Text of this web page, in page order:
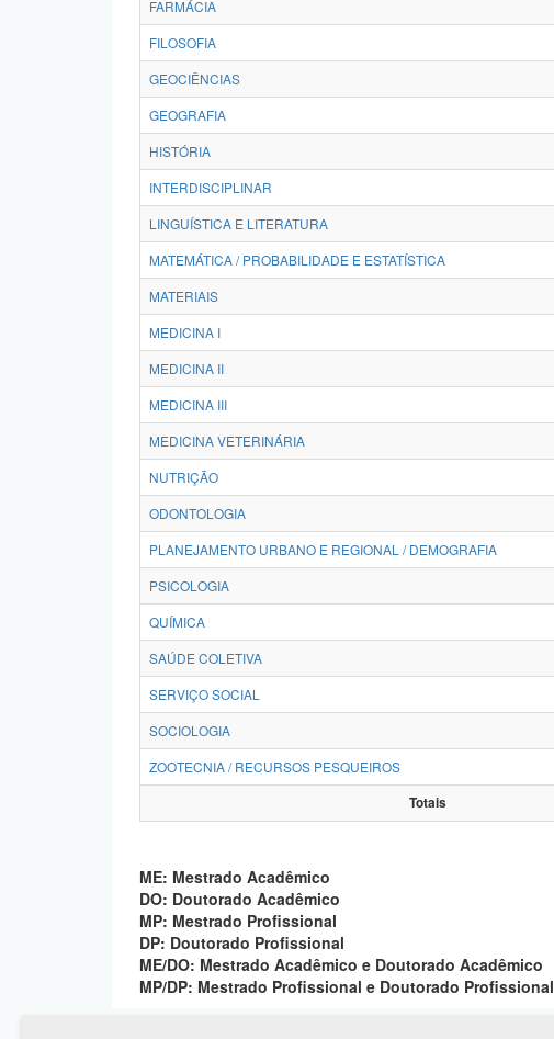
FARMÁCIA
FILOSOFIA
GEOCIÊNCIAS
GEOGRAFIA
HISTÓRIA
INTERDISCIPLINAR
LINGUÍSTICA E LITERATURA
MATEMÁTICA / PROBABILIDADE E ESTATÍSTICA
MATERIAIS
MEDICINA I
MEDICINA II
MEDICINA III
MEDICINA VETERINÁRIA
NUTRIÇÃO
ODONTOLOGIA
PLANEJAMENTO URBANO E REGIONAL / DEMOGRAFIA
PSICOLOGIA
QUÍMICA
SAÚDE COLETIVA
SERVIÇO SOCIAL
SOCIOLOGIA
ZOOTECNIA / RECURSOS PESQUEIROS
Totais
ME: Mestrado Acadêmico
DO: Doutorado Acadêmico
MP: Mestrado Profissional
DP: Doutorado Profissional
ME/DO: Mestrado Acadêmico e Doutorado Acadêmico
MP/DP: Mestrado Profissional e Doutorado Profissional